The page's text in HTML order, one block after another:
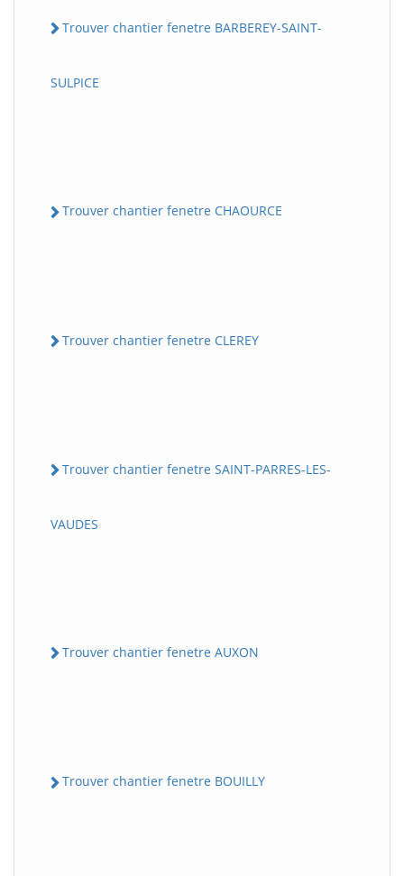
Trouver chantier fenetre BARBEREY-SAINT-
SULPICE
Trouver chantier fenetre CHAOURCE
Trouver chantier fenetre CLEREY
Trouver chantier fenetre SAINT-PARRES-LES-
VAUDES
Trouver chantier fenetre AUXON
Trouver chantier fenetre BOUILLY